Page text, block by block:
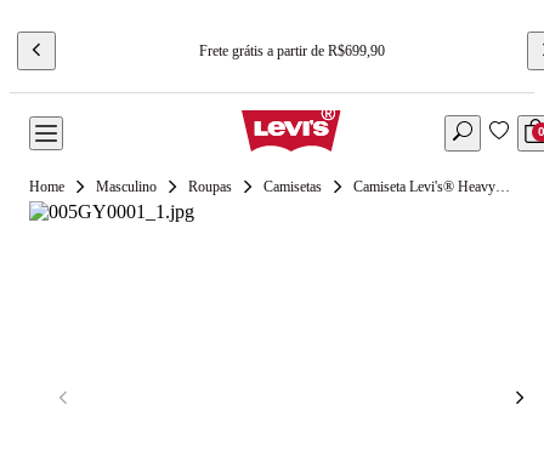
Frete grátis a partir de R$699,90
0
Masculino Roupas Camisetas Camiseta Levi's® Heavyweight Loose Preta Manga Curta